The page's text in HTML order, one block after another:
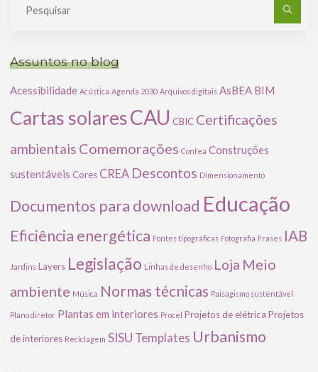
Assuntos no blog
Acessibilidade Acústica Agenda 2030 Arquivos digitais AsBEA BIM
Cartas solaresCAU CBIC Certificações
ambientais Comemorações Confea Construções
sustentáveis Cores CREA Descontos Dimensionamento
Documentos para download Educação
Eficiência energética Fontes tipográficas Fotografia Frases IAB
Jardins Layers Legislação Linhas de desenho Loja Meio
ambiente Música Normas técnicas Paisagismo sustentável
Plano diretor Plantas em interiores Procel Projetos de elétrica Projetos
de interiores Reciclagem SISU Templates Urbanismo